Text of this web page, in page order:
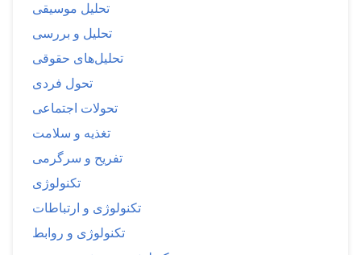
تحلیل موسیقی
تحلیل و بررسی
تحلیل‌های حقوقی
تحول فردی
تحولات اجتماعی
تغذیه و سلامت
تفریح و سرگرمی
تکنولوژی
تکنولوژی و ارتباطات
تکنولوژی و روابط